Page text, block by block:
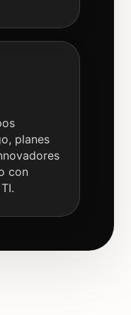
planes
con